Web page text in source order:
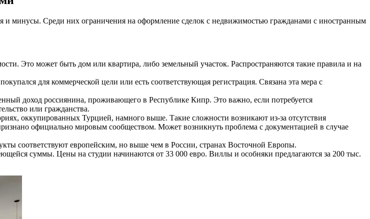
и минусы. Среди них ограничения на оформление сделок с недвижимостью гражданами с иностранным
Это может быть дом или квартира, либо земельный участок. Распространяются такие правила и на
для коммерческой цели или есть соответствующая регистрация. Связана эта мера с
доход россиянина, проживающего в Республике Кипр. Это важно, если потребуется
или гражданства.
оккупированных Турцией, намного выше. Такие сложности возникают из-за отсутствия
официально мировым сообществом. Может возникнуть проблема с документацией в случае
соответствуют европейским, но выше чем в России, странах Восточной Европы.
суммы. Цены на студии начинаются от 33 000 евро. Виллы и особняки предлагаются за 200 тыс.